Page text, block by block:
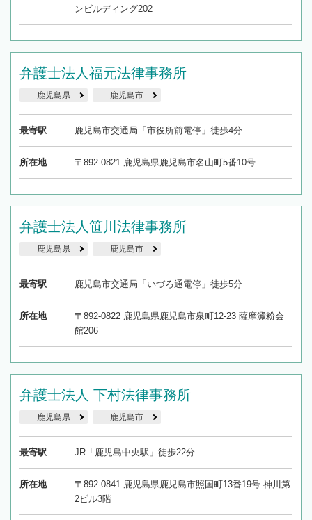
ンビルディング202
弁護士法人福元法律事務所
鹿児島県 鹿児島市
最寄駅 鹿児島市交通局「市役所前電停」徒歩4分
所在地 〒892-0821 鹿児島県鹿児島市名山町5番10号
弁護士法人笹川法律事務所
鹿児島県 鹿児島市
最寄駅 鹿児島市交通局「いづろ通電停」徒歩5分
所在地
〒892-0822 鹿児島県鹿児島市泉町12-23 薩摩澱粉会
館206
弁護士法人 下村法律事務所
鹿児島県 鹿児島市
最寄駅 JR「鹿児島中央駅」徒歩22分
所在地
〒892-0841 鹿児島県鹿児島市照国町13番19号 神川第
2ビル3階